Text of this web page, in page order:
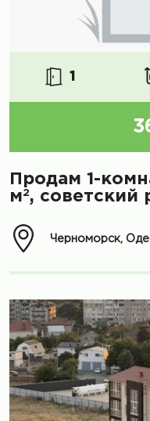
1
Продам 1-
м2, советский
Черноморск,